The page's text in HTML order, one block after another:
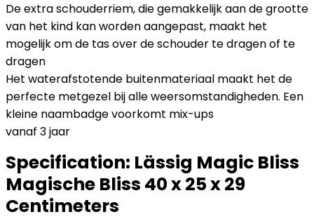
De extra schouderriem, die gemakkelijk aan de grootte
van het kind kan worden aangepast, maakt het
mogelijk om de tas over de schouder te dragen of te
dragen
Het waterafstotende buitenmateriaal maakt het de
perfecte metgezel bij alle weersomstandigheden. Een
kleine naambadge voorkomt mix-ups
vanaf 3 jaar
Specification: Lässig Magic Bliss
Magische Bliss 40 x 25 x 29
Centimeters